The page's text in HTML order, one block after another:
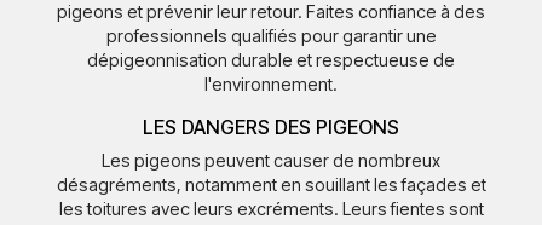
pigeons et prévenir leur retour. Faites confiance à des
professionnels qualifiés pour garantir une
dépigeonnisation durable et respectueuse de
l'environnement.
LES DANGERS DES PIGEONS
Les pigeons peuvent causer de nombreux
désagréments, notamment en souillant les façades et
les toitures avec leurs excréments. Leurs fientes sont